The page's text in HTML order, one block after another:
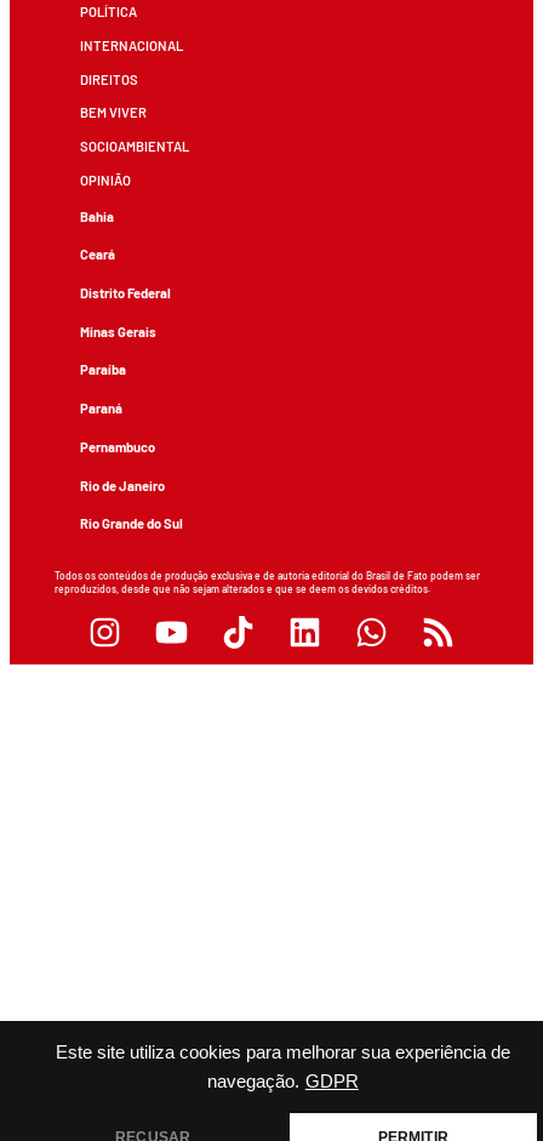
Este site utiliza cookies para melhorar sua experiência de
navegação. GDPR
RECUSAR PERMITIR
POLÍTICA
INTERNACIONAL
DIREITOS
BEM VIVER
SOCIOAMBIENTAL
OPINIÃO
Bahia
Ceará
Distrito Federal
Minas Gerais
Paraíba
Paraná
Pernambuco
Rio de Janeiro
Rio Grande do Sul
Todos os conteúdos de produção exclusiva e de autoria editorial do Brasil de Fato podem ser
reproduzidos, desde que não sejam alterados e que se deem os devidos créditos.